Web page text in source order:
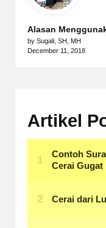
Alasan
by Sugali, SH, MH
December 11, 2018
Artikel